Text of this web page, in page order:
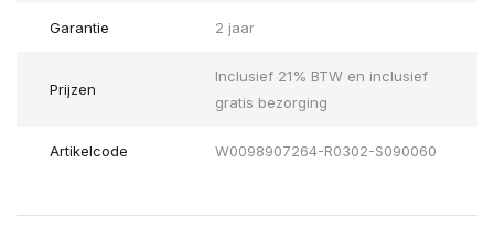
Garantie 2 jaar
Prijzen
Inclusief 21% BTW en inclusief
gratis bezorging
Artikelcode W0098907264-R0302-S090060